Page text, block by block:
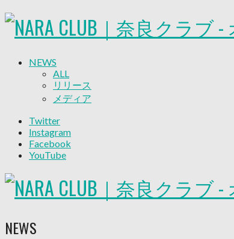
NEWS
ALL
リリース
メディア
グッズ
ファンコミュニティ
普及・育成
コラム
その他
Twitter
Instagram
Facebook
YouTube
NEWS